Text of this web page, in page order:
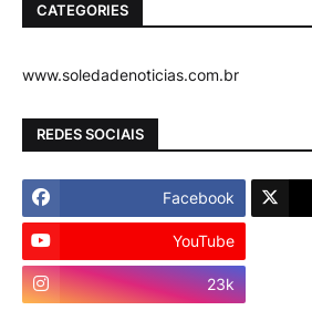
CATEGORIES
www.soledadenoticias.com.br
REDES SOCIAIS
Facebook
YouTube
23k